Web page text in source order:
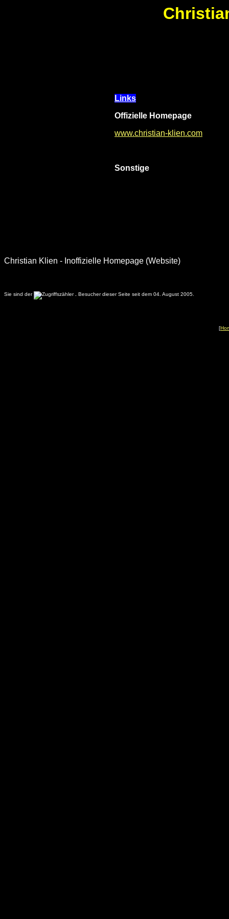
Links
Offizielle Homepage
www.christian-klien.com
Sonstige
Christian Klien - Inoffizielle Homepage (Website)
Sie sind der . Besucher dieser Seite seit dem 04. August 2005.
[